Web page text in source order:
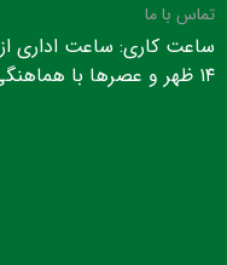
تماس با ما
۱۴ ظهر و عصرها با هماهنگی قبلی